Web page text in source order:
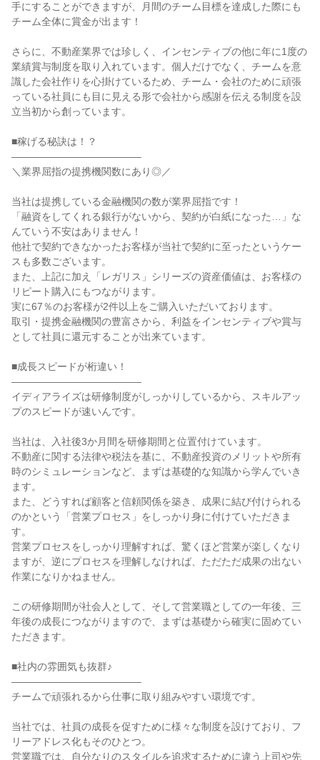
手にすることができますが、月間のチーム目標を達成した際にも
チーム全体に賞金が出ます！
さらに、不動産業界では珍しく、インセンティブの他に年に1度の
業績賞与制度を取り入れています。個人だけでなく、チームを意
識した会社作りを心掛けているため、チーム・会社のために頑張
っている社員にも目に見える形で会社から感謝を伝える制度を設
立当初から創っています。
■稼げる秘訣は！？
―――――――――――――
＼業界屈指の提携機関数にあり◎／
当社は提携している金融機関の数が業界屈指です！
「融資をしてくれる銀行がないから、契約が白紙になった…」な
んていう不安はありません！
他社で契約できなかったお客様が当社で契約に至ったというケー
スも多数ございます。
また、上記に加え「レガリス」シリーズの資産価値は、お客様の
リピート購入にもつながります。
実に67％のお客様が2件以上をご購入いただいております。
取引・提携金融機関の豊富さから、利益をインセンティブや賞与
として社員に還元することが出来ています。
■成長スピードが桁違い！
―――――――――――――
イディアライズは研修制度がしっかりしているから、スキルアッ
プのスピードが速いんです。
当社は、入社後3か月間を研修期間と位置付けています。
不動産に関する法律や税法を基に、不動産投資のメリットや所有
時のシミュレーションなど、まずは基礎的な知識から学んでいき
ます。
また、どうすれば顧客と信頼関係を築き、成果に結び付けられる
のかという「営業プロセス」をしっかり身に付けていただきま
す。
営業プロセスをしっかり理解すれば、驚くほど営業が楽しくなり
ますが、逆にプロセスを理解しなければ、ただただ成果の出ない
作業になりかねません。
この研修期間が社会人として、そして営業職としての一年後、三
年後の成長につながりますので、まずは基礎から確実に固めてい
ただきます。
■社内の雰囲気も抜群♪
―――――――――――――
チームで頑張れるから仕事に取り組みやすい環境です。
当社では、社員の成長を促すために様々な制度を設けており、フ
リーアドレス化もそのひとつ。
営業職では、自分なりのスタイルを追求するために違う上司や先